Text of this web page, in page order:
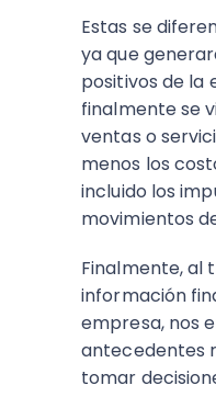
Estas se
ya que
positivos de la
finalmente se
ventas o
menos los
incluido los
movimientos
Finalmente, al
información
empresa, nos
antecedentes
tomar